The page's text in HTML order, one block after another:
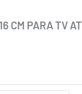
CM PARA TV